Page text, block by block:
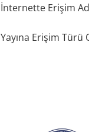
İnternette Erişim
Yayına Erişim Türü